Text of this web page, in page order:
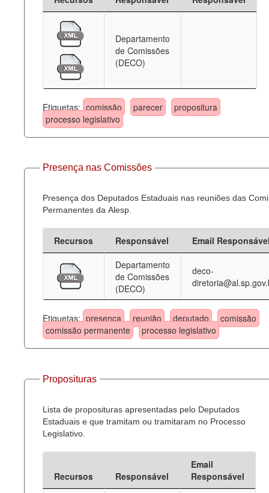
Departamento
de Comissões
(DECO)
Etiquetas: comissão parecer
propositura
processo legislativo
Presença nas Comissões
Presença dos Deputados Estaduais nas reuniões das
Permanentes da Alesp.
Recursos Responsável
Email
Departamento
de Comissões
(DECO)
deco-
Etiquetas: presença reunião deputado
comissão
comissão permanente
processo legislativo
Proposituras
Lista de proposituras apresentadas pelo Deputados
Estaduais e que tramitam ou tramitaram no Processo
Legislativo.
Recursos Responsável
Email
Responsável